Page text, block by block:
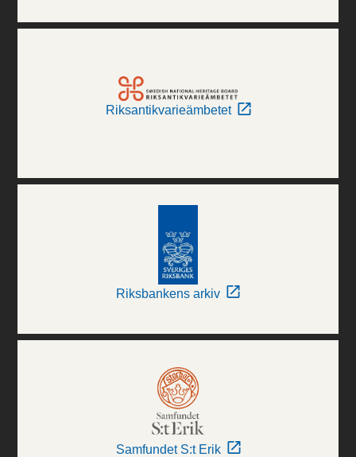
Riksantikvarieämbetet
Riksbankens arkiv
Samfundet S:t Erik